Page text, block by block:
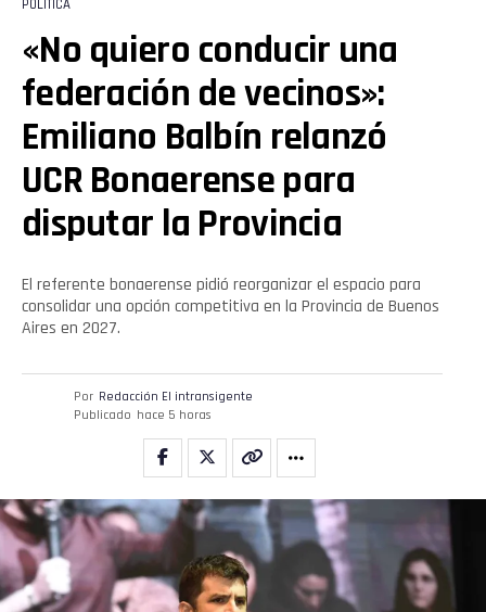
POLÍTICA
«No quiero conducir una
federación de vecinos»:
Emiliano Balbín relanzó
UCR Bonaerense para
disputar la Provincia
El referente bonaerense pidió reorganizar el espacio para
consolidar una opción competitiva en la Provincia de Buenos
Aires en 2027.
Por Redacción El intransigente
Publicado hace 5 horas